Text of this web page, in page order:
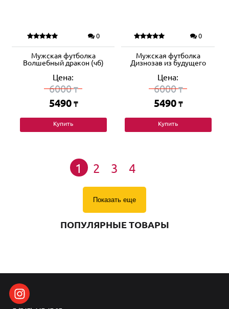
0
Мужская футболка
Волшебный дракон (чб)
Цена:
6000₸
5490 ₸
Купить
0
Мужская футболка
Дизнозав из будущего
Цена:
6000₸
5490 ₸
Купить
1 2 3 4
Показать еще
ПОПУЛЯРНЫЕ ТОВАРЫ